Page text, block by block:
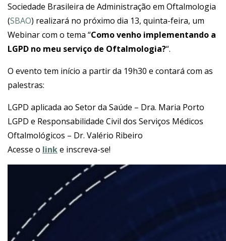
Sociedade Brasileira de Administração em Oftalmologia
(SBAO) realizará no próximo dia 13, quinta-feira, um
Webinar com o tema “Como venho implementando a
LGPD no meu serviço de Oftalmologia?“.
O evento tem início a partir da 19h30 e contará com as
palestras:
LGPD aplicada ao Setor da Saúde – Dra. Maria Porto
LGPD e Responsabilidade Civil dos Serviços Médicos
Oftalmológicos – Dr. Valério Ribeiro
Acesse o linke inscreva-se!